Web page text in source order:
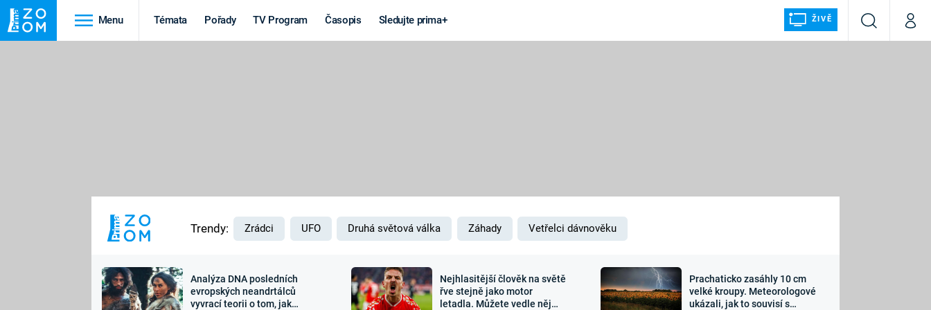
Menu Témata Pořady TV Program Časopis Sledujte prima+ ŽIVĚ
VyhledáváníMůj
MARS
Výročí
Záhady a
Zajímavosti Sledujte nás
Trendy: Zrádci UFO Druhá světová válka Záhady Vetřelci dávnověku
Analýza DNA posledních
evropských neandrtálců
vyvrací teorii o tom, jak
Nejhlasitější člověk na světě
řve stejně jako motor
letadla. Můžete vedle něj
Prachaticko zasáhly 10 cm
velké kroupy. Meteorologové
ukázali, jak to souvisí s